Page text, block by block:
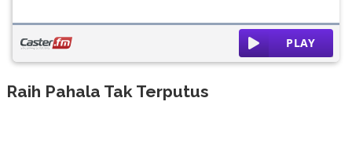
Raih Pahala Tak Terputus